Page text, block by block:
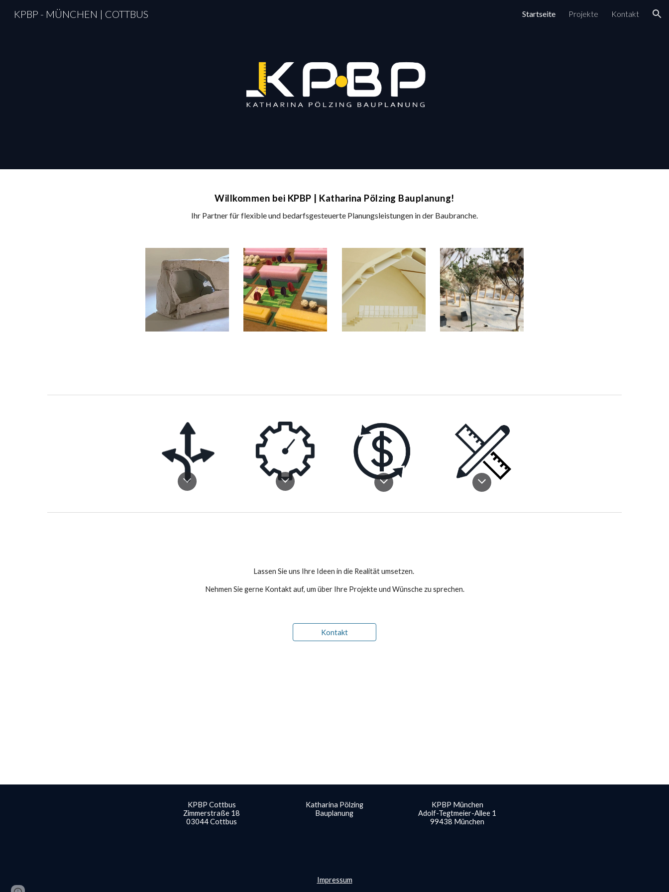
KPBP - MÜNCHEN | COTTBUS Startseite Projekte Kontakt
Willkommen bei KPBP | Katharina Pölzing Bauplanung!
Ihr Partner für flexible und bedarfsgesteuerte Planungsleistungen in der Baubranche.
Lassen Sie uns Ihre Ideen in die Realität umsetzen.
Nehmen Sie gerne Kontakt auf, um über Ihre Projekte und Wünsche zu sprechen.
Kontakt
KPBP Cottbus
Zimmerstraße 18
03044 Cottbus
Katharina Pölzing
Bauplanung
KPBP München
Adolf-Tegtmeier-Allee 1
99438 München
Impressum